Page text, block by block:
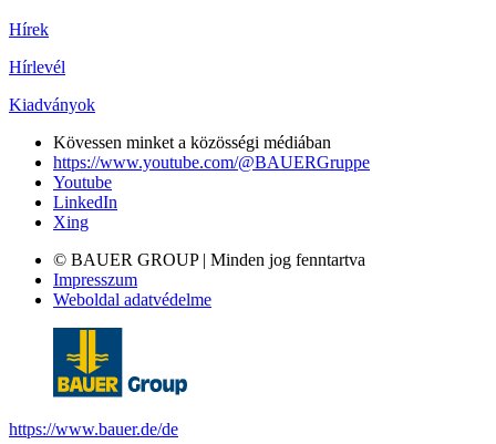
Hírek
Hírlevél
Kiadványok
Kövessen minket a közösségi médiában
https://www.youtube.com/@BAUERGruppe
Youtube
LinkedIn
Xing
© BAUER GROUP | Minden jog fenntartva
Impresszum
Weboldal adatvédelme
https://www.bauer.de/de